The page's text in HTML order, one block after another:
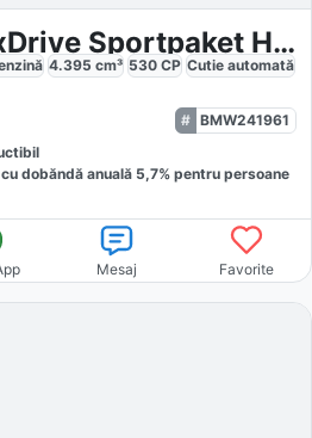
BMW X6 60i xDrive Sportpaket HUD AD StandHZG
4.395 cm³ 530CP Cutie automată
BMW241961
dobăndă anuală 5,7% pentru persoane
Mesaj Favorite